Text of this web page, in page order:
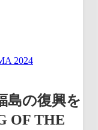
2024
島の復興を
OF THE